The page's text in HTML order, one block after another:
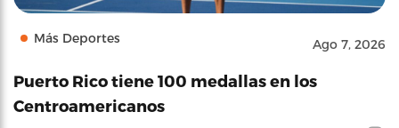
Más Deportes Ago 7, 2026
Puerto Rico tiene 100 medallas en los
Centroamericanos